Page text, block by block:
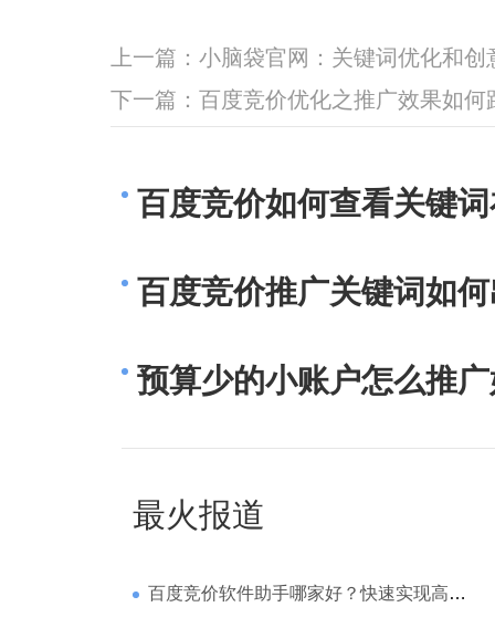
上一篇： 小脑袋官网：关键词优化和创
下一篇： 百度竞价优化之推广效果如何
百度竞价如何查看关键
百度竞价推广关键词如
预算少的小账户怎么推
最火报道
百度竞价软件助手哪家好？快速实现高回报哪家强？